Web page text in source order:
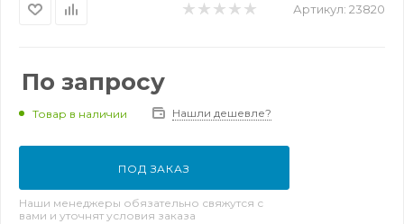
Артикул: 23820
По запросу
Товар в наличии Нашли дешевле?
ПОД ЗАКАЗ
Наши менеджеры обязательно свяжутся с
вами и уточнят условия заказа